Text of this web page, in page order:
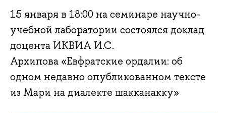
15 января в 18:00 на семинаре научно-
учебной лаборатории состоялся доклад
доцента ИКВИА И.С.
Архипова «Евфратские ордалии: об
одном недавно опубликованном тексте
из Мари на диалекте шакканакку»